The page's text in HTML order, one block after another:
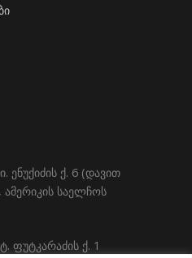
ენუქიძის ქ. 6 (დავით
ამერიკის საელჩოს
ფუტკარაძის ქ. 1